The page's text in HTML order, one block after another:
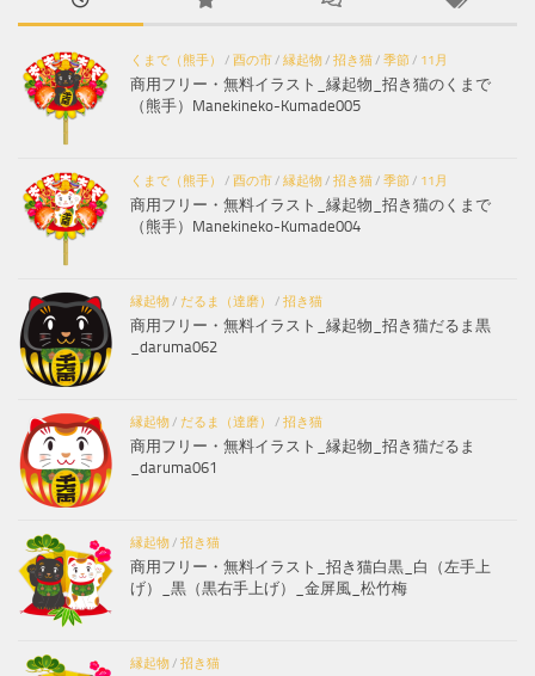
くまで（熊手） / 酉の市/ 縁起物/ 招き猫/ 季節/ 11月
商用フリー・無料イラスト_縁起物_招き猫のくまで
（熊手）Manekineko-Kumade005
くまで（熊手） / 酉の市/ 縁起物/ 招き猫/ 季節/ 11月
商用フリー・無料イラスト_縁起物_招き猫のくまで
（熊手）Manekineko-Kumade004
縁起物/ だるま（達磨） / 招き猫
商用フリー・無料イラスト_縁起物_招き猫だるま黒
_daruma062
縁起物/ だるま（達磨） / 招き猫
商用フリー・無料イラスト_縁起物_招き猫だるま
_daruma061
縁起物/ 招き猫
商用フリー・無料イラスト_招き猫白黒_白（左手上
げ）_黒（黒右手上げ）_金屏風_松竹梅
縁起物/ 招き猫